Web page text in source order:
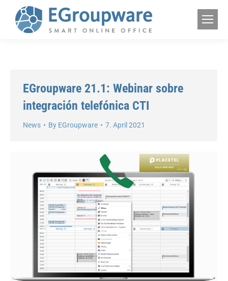
EGroupware 21.1: Webinar sobre
integración telefónica CTI
News By EGroupware 7. April 2021